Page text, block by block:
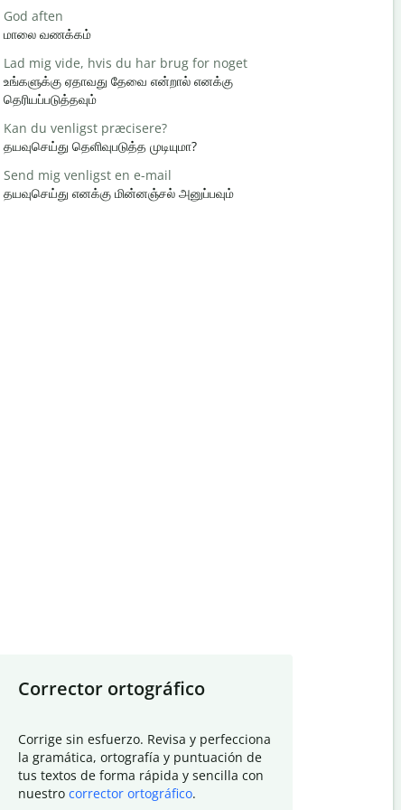
God aften
மாலை வணக்கம்
Lad mig vide, hvis du har brug for noget
உங்களுக்கு ஏதாவது தேவை என்றால் எனக்கு
தெரியப்படுத்தவும்
Kan du venligst præcisere?
தயவுசெய்து தெளிவுபடுத்த முடியுமா?
Send mig venligst en e-mail
தயவுசெய்து எனக்கு மின்னஞ்சல் அனுப்பவும்
Corrector ortográfico
Corrige sin esfuerzo. Revisa y perfecciona
la gramática, ortografía y puntuación de
tus textos de forma rápida y sencilla con
nuestro corrector ortográfico.